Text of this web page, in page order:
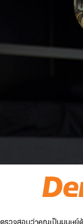
ตรวจสอบว่าคุณเป็นมนุษย์